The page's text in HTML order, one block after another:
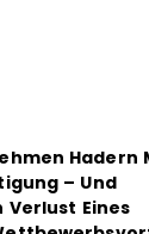
Hadern
– Und
Verlust Eines